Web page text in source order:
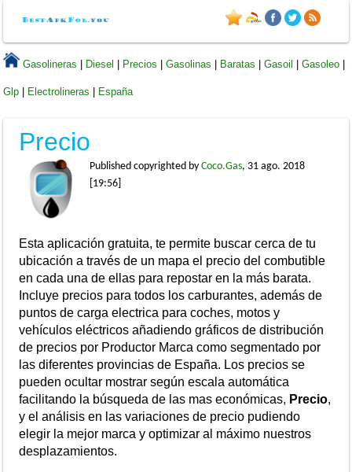
Gasolineras Diesel Precios |Gasolinas Baratas |Gasoil |Gasoleo
Glp Electrolineras España
Precio
Published copyrighted byCoco.Gas, 31 ago. 2018
[19:56]
Esta aplicación gratuita, te permite buscar cerca de tu
ubicación a través de un mapa el precio del combutible
en cada una de ellas para repostar en la más barata.
Incluye precios para todos los carburantes, además de
puntos de carga electrica para coches, motos y
vehículos eléctricos añadiendo gráficos de distribución
de precios por Productor Marca como segmentado por
las diferentes provincias de España. Los precios se
pueden ocultar mostrar según escala automática
facilitando la búsqueda de las mas económicas, Precio,
y el análisis en las variaciones de precio pudiendo
elegir la mejor marca y optimizar al máximo nuestros
desplazamientos.